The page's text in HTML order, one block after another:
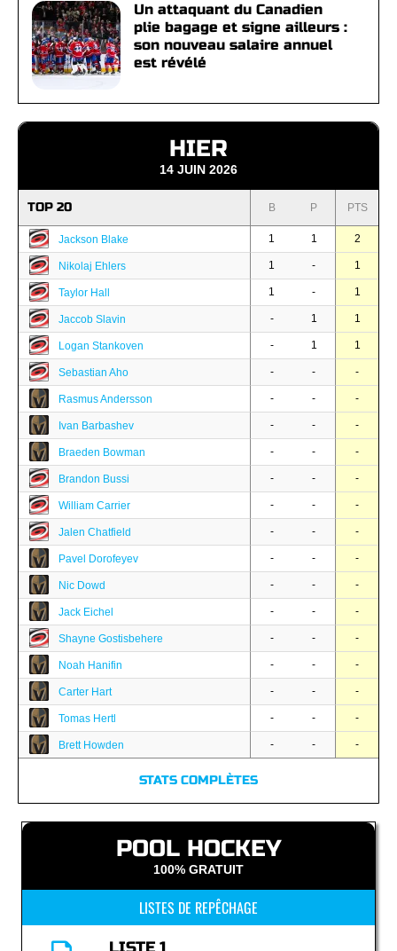
Un attaquant du Canadien
plie bagage et signe ailleurs :
son nouveau salaire annuel
est révélé
HIER
14 JUIN 2026
TOP 20 B P PTS
Jackson Blake 1 1 2
Nikolaj Ehlers 1 - 1
Taylor Hall 1 - 1
Jaccob Slavin - 1 1
Logan Stankoven - 1 1
Sebastian Aho - - -
Rasmus Andersson - - -
Ivan Barbashev - - -
Braeden Bowman - - -
Brandon Bussi - - -
William Carrier - - -
Jalen Chatfield - - -
Pavel Dorofeyev - - -
Nic Dowd - - -
Jack Eichel - - -
Shayne Gostisbehere - - -
Noah Hanifin - - -
Carter Hart - - -
Tomas Hertl - - -
Brett Howden - - -
STATS COMPLÈTES
POOL HOCKEY
100% GRATUIT
LISTES DE REPÊCHAGE